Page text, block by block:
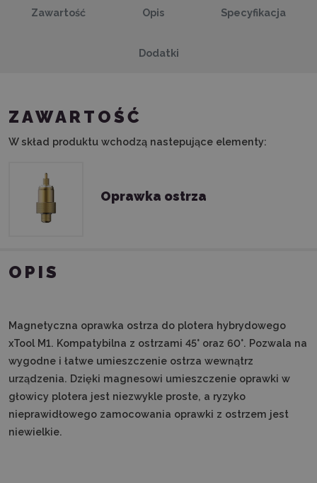
Zawartość Opis Specyfikacja
Dodatki
ZAWARTOŚĆ
W skład produktu wchodzą nastepujące elementy:
Oprawka ostrza
OPIS
Magnetyczna oprawka ostrza do plotera hybrydowego
xTool M1. Kompatybilna z ostrzami 45° oraz 60°. Pozwala na
wygodne i łatwe umieszczenie ostrza wewnątrz
urządzenia. Dzięki magnesowi umieszczenie oprawki w
głowicy plotera jest niezwykle proste, a ryzyko
nieprawidłowego zamocowania oprawki z ostrzem jest
niewielkie.